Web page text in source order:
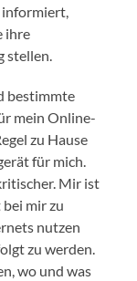
informiert,
ihre
stellen.
bestimmte
mein Online-
zu Hause
für mich.
Mir ist
mir zu
nutzen
zu werden.
wo und was